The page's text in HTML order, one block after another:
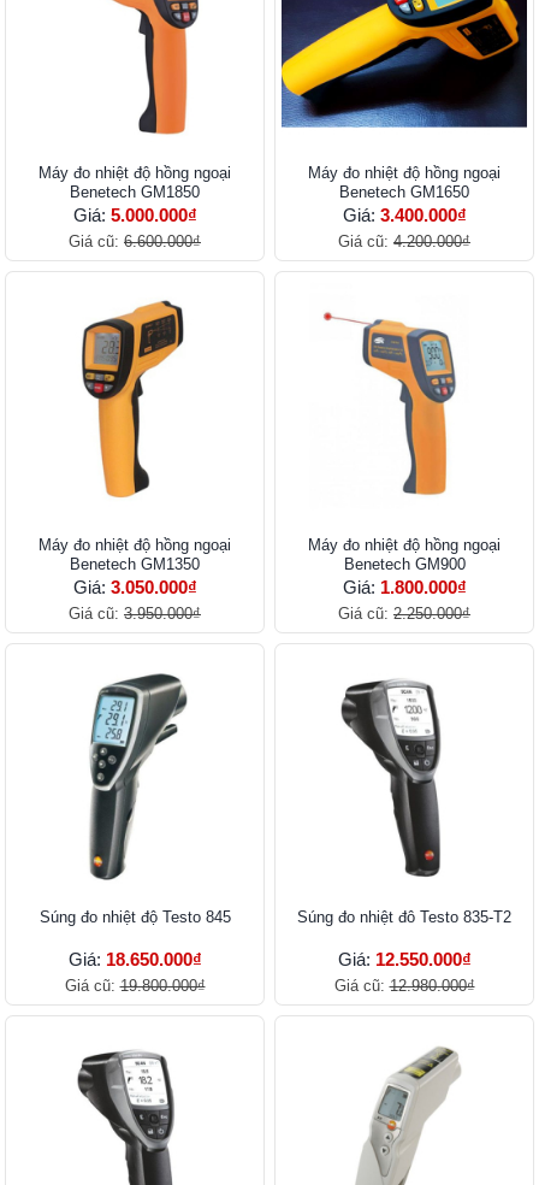
Máy đo nhiệt độ hồng ngoại
Benetech GM1850
Giá: 5.000.000₫
Giá cũ: 6.600.000₫
Máy đo nhiệt độ hồng ngoại
Benetech GM1650
Giá: 3.400.000₫
Giá cũ: 4.200.000₫
Máy đo nhiệt độ hồng ngoại
Benetech GM1350
Giá: 3.050.000₫
Giá cũ: 3.950.000₫
Máy đo nhiệt độ hồng ngoại
Benetech GM900
Giá: 1.800.000₫
Giá cũ: 2.250.000₫
Súng đo nhiệt độ Testo 845
Giá: 18.650.000₫
Giá cũ:19.800.000₫
Súng đo nhiệt đô Testo 835-T2
Giá: 12.550.000₫
Giá cũ:12.980.000₫